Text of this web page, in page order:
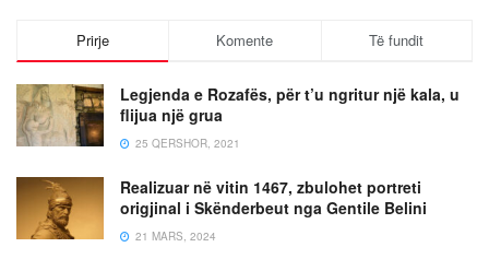
Prirje Komente Të fundit
Legjenda e Rozafës, për t’u ngritur një kala, u
flijua një grua
25 QERSHOR, 2021
Realizuar në vitin 1467, zbulohet portreti
origjinal i Skënderbeut nga Gentile Belini
21 MARS, 2024